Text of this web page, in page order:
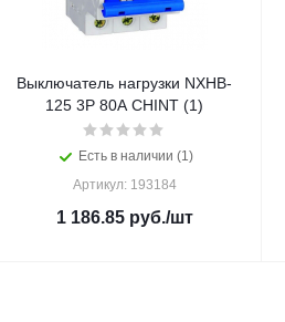
Выключатель нагрузки NXHB-
125 3P 80А CHINT (1)
Есть в наличии (1)
Артикул: 193184
1 186.85руб./шт